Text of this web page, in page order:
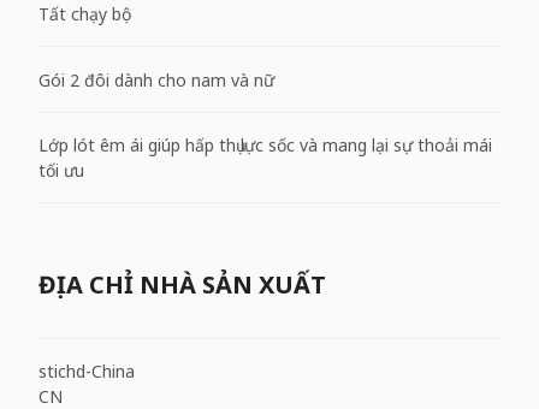
Tất chạy bộ
Gói 2 đôi dành cho nam và nữ
Lớp lót êm ái giúp hấp thụ lực sốc và mang lại sự thoải mái
tối ưu
ĐỊA CHỈ NHÀ SẢN XUẤT
stichd-China
CN